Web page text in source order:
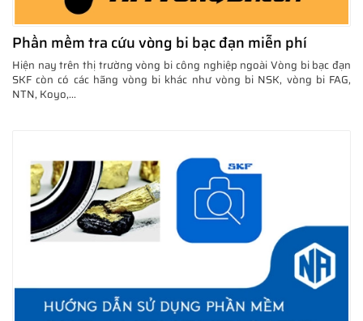
Phần mềm tra cứu vòng bi bạc đạn miễn phí
Hiện nay trên thị trường vòng bi công nghiệp ngoài Vòng bi bạc đạn
SKF còn có các hãng vòng bi khác như vòng bi NSK, vòng bi FAG,
NTN, Koyo,...